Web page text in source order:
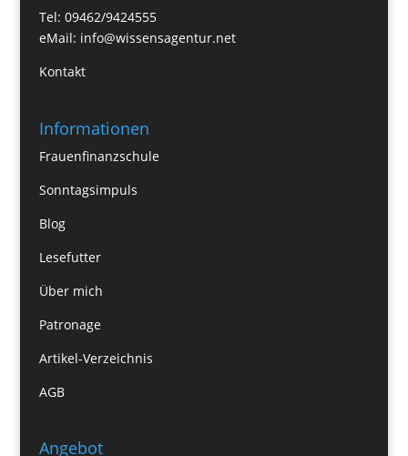
Tel: 09462/9424555
eMail: info@wissensagentur.net
Kontakt
Informationen
Frauenfinanzschule
Sonntagsimpuls
Blog
Lesefutter
Über mich
Patronage
Artikel-Verzeichnis
AGB
Angebot